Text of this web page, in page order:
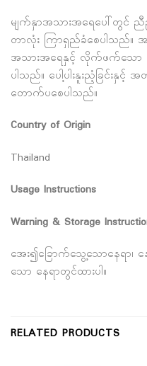
မျက်နှာအသားအရေပေါ်တွင် ညီည
တာလုံး ကြာရှည်ခံစေပါသည်။ အ
အသားအရေနှင့် လိုက်ဖက်သော
ပါသည်။ ပေါ့ပါးနူးညံ့ခြင်း
တောက်ပစေပါသည်။
Country of Origin
Thailand
Usage Instructions
Warning & Storage
အေး၍ခြောက်သွေ့သောနေရာ
သော နေရာတွင်ထားပါ။
RELATED PRODUCTS